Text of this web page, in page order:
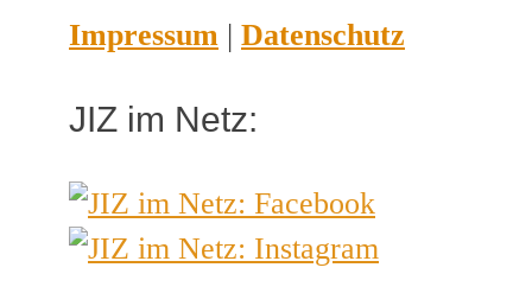
Impressum | Datenschutz
JIZ im Netz: